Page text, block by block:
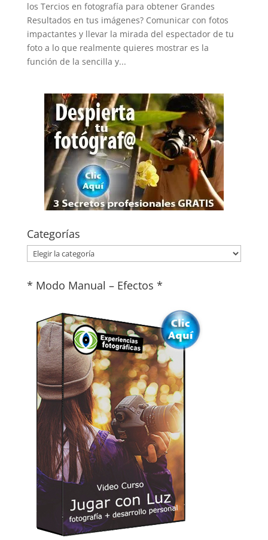
los Tercios en fotografía para obtener Grandes
Resultados en tus imágenes? Comunicar con fotos
impactantes y llevar la mirada del espectador de tu
foto a lo que realmente quieres mostrar es la
función de la sencilla y...
Categorías
Categorías
* Modo Manual – Efectos *